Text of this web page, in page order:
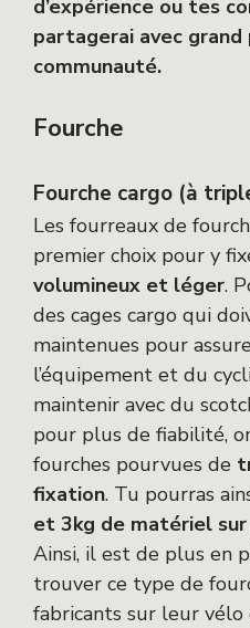
d’expérience ou tes
partagerai avec grand
communauté.
Fourche
Fourche cargo (à
Les fourreaux de
premier choix pour y
volumineux et léger.
des cages cargo qui
maintenues pour
l’équipement et du
maintenir avec du
pour plus de fiabilité,
fourches pourvues de
fixation. Tu pourras
et 3kg de matériel
Ainsi, il est de plus en
trouver ce type de
fabricants sur leur vélo